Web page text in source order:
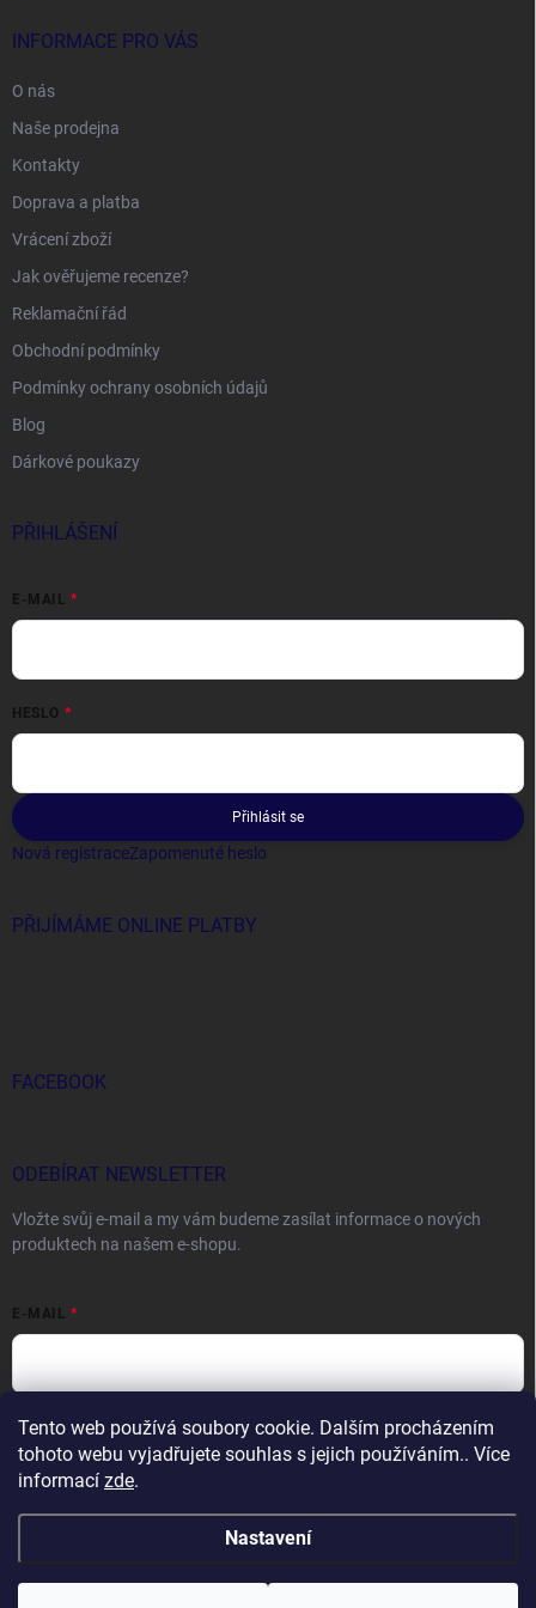
Tento web používá soubory cookie. Dalším procházením
tohoto webu vyjadřujete souhlas s jejich používáním.. Více
informací zde.
Nastavení
INFORMACE PRO VÁS
O nás
Naše prodejna
Kontakty
Doprava a platba
Vrácení zboží
Jak ověřujeme recenze?
Reklamační řád
Obchodní podmínky
Podmínky ochrany osobních údajů
Blog
Dárkové poukazy
PŘIHLÁŠENÍ
E-MAIL
HESLO
Přihlásit se
Nová registraceZapomenuté heslo
PŘIJÍMÁME ONLINE PLATBY
FACEBOOK
ODEBÍRAT NEWSLETTER
Vložte svůj e-mail a my vám budeme zasílat informace o nových
produktech na našem e-shopu.
E-MAIL
Vložením e-mailu souhlasíte spodmínkami ochrany osobních údajů
Přihlásit se
Copyright 2026DOCTORFISHING.CZ. Všechna práva vyhrazena.